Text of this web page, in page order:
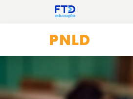
PNLD